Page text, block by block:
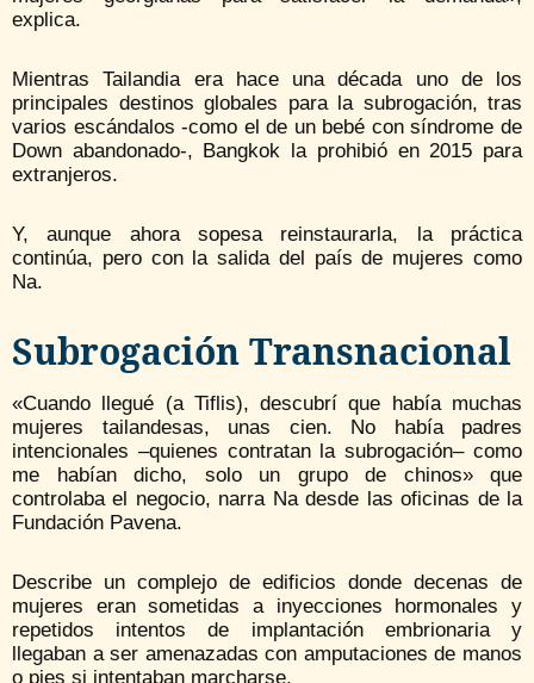
explica.
Mientras Tailandia era hace una década uno de los
principales destinos globales para la subrogación, tras
varios escándalos -como el de un bebé con síndrome de
Down abandonado-, Bangkok la prohibió en 2015 para
extranjeros.
Y, aunque ahora sopesa reinstaurarla, la práctica
continúa, pero con la salida del país de mujeres como
Na.
Subrogación Transnacional
«Cuando llegué (a Tiflis), descubrí que había muchas
mujeres tailandesas, unas cien. No había padres
intencionales –quienes contratan la subrogación– como
me habían dicho, solo un grupo de chinos» que
controlaba el negocio, narra Na desde las oficinas de la
Fundación Pavena.
Describe un complejo de edificios donde decenas de
mujeres eran sometidas a inyecciones hormonales y
repetidos intentos de implantación embrionaria y
llegaban a ser amenazadas con amputaciones de manos
o pies si intentaban marcharse.